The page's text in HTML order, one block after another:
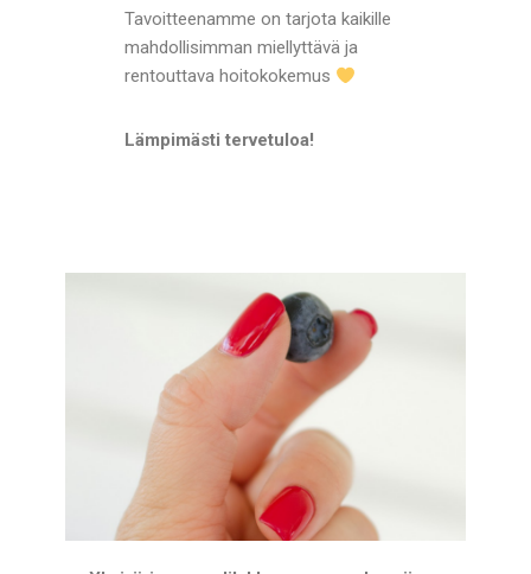
Tavoitteenamme on tarjota kaikille
mahdollisimman miellyttävä ja
rentouttava hoitokokemus
Lämpimästi tervetuloa!